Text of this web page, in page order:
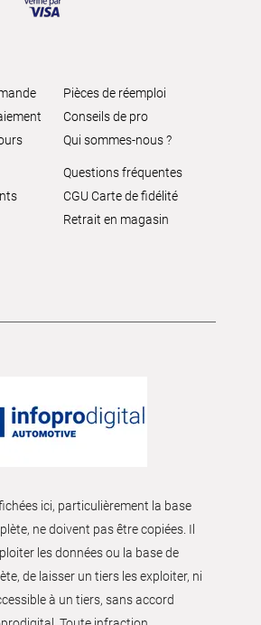
Pièces de réemploi
Conseils de pro
Qui sommes-nous ?
Questions fréquentes
CGU Carte de fidélité
Retrait en magasin
ici, particulièrement la base
ne doivent pas être copiées. Il
les données ou la base de
de laisser un tiers les exploiter, ni
à un tiers, sans accord